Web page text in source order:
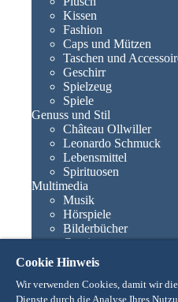
Kissen
Fashion
Caps und Mützen
Taschen und
Geschirr
Spielzeug
Spiele
Genuss und Stil
Château Ollwiller
Leonardo Schmuck
Lebensmittel
Spirituosen
Multimedia
Musik
Hörspiele
Bilderbücher
Comics
Romane
Europa-Park Bücher
Games und Filme
Kollektionen
Cookie Hinweis
Wir verwenden Cookies, damit wir
Dienste durch die Analyse Ihres